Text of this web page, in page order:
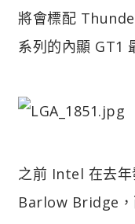
將會標配
系列的內顯 GT1
之前 Intel 在去
Barlow Bridge，